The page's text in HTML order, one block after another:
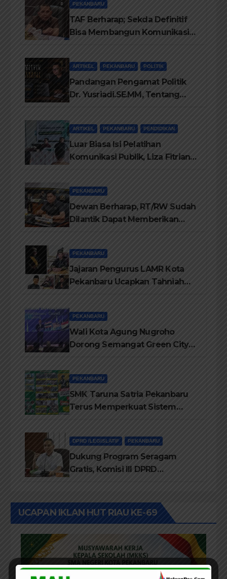
PEKANBARU
TAF Berharap; Sekda Definitif
Bisa Membangun Komunikasi
ARTIKEL PEKANBARU POLITIK
Pandangan Pengamat Politik
Dr. Yusriadi.SE.MM, Tentang
ARTIKEL PEKANBARU PENDIDIKAN
Luar Biasa Isi Pelatihan
Komunikasi Publik, Liza Fitriani
PEKANBARU
Dewan Berharap, RT/RW Sudah
Dilantik Dapat Memberikan
PEKANBARU
Jajaran Pengurus LAMR Kota
Pekanbaru Ucapkan Tahniah
PEKANBARU
Wali Kota Agung Nugroho
Dorong Semangat Green City
PEKANBARU
SMK Taruna Satria Pekanbaru
Terus Memperkuat Sistem
DPRD /LEGISLATIF PEKANBARU
Dukung Program Seragam
Gratis, Komisi III DPRD
Diprioritaskan
UCAPAN IKLAN HUT RIAU KE-69